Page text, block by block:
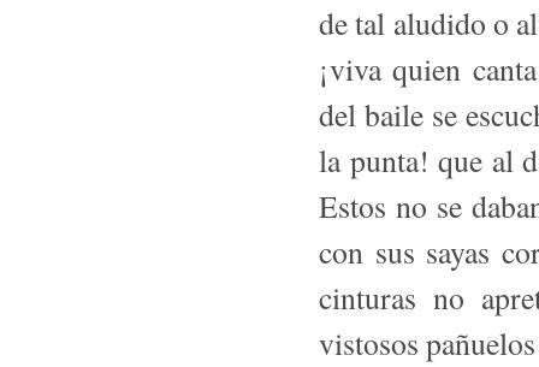
de tal aludido o
¡viva quien
del baile se
la punta! que al
Estos no se
con sus sayas
cinturas no
vistosos